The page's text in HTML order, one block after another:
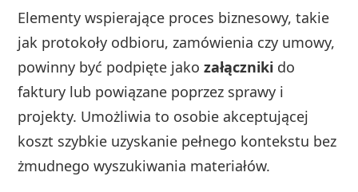
Elementy wspierające proces biznesowy, takie
jak protokoły odbioru, zamówienia czy umowy,
powinny być podpięte jakozałączniki do
faktury lub powiązane poprzez sprawy i
projekty. Umożliwia to osobie akceptującej
koszt szybkie uzyskanie pełnego kontekstu bez
żmudnego wyszukiwania materiałów.